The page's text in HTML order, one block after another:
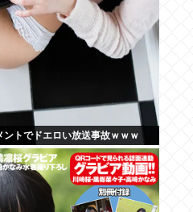
ントでドエロい放送事故ｗｗｗ